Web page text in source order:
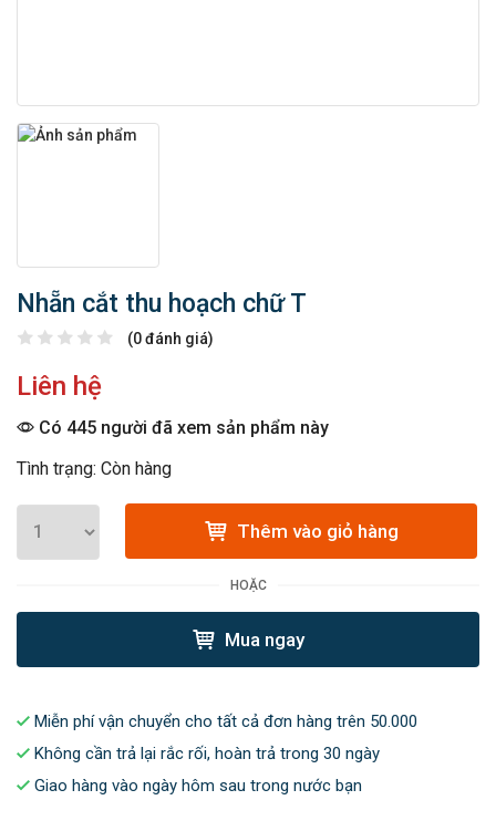
Nhẵn cắt thu hoạch chữ T
(0 đánh giá)
Liên hệ
Có 445 người đã xem sản phẩm này
Tình trạng: Còn hàng
Thêm vào giỏ hàng
HOẶC
Mua ngay
Miễn phí vận chuyển cho tất cả đơn hàng trên 50.000
Không cần trả lại rắc rối, hoàn trả trong 30 ngày
Giao hàng vào ngày hôm sau trong nước bạn